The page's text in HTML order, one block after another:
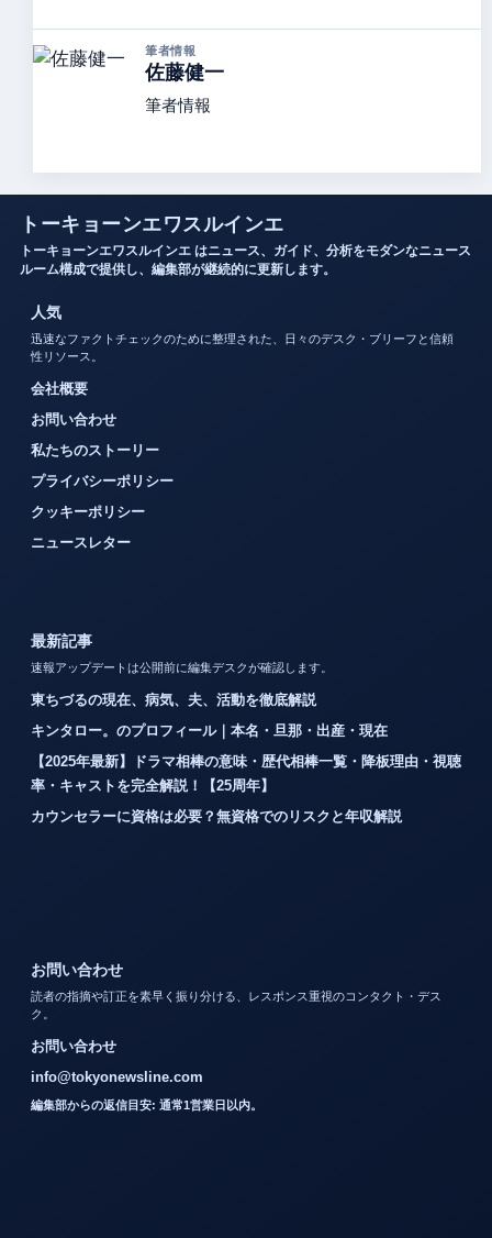
筆者情報
佐藤健一
筆者情報
トーキョーンエワスルインエ
トーキョーンエワスルインエ はニュース、ガイド、分析をモダンなニュース
ルーム構成で提供し、編集部が継続的に更新します。
人気
迅速なファクトチェックのために整理された、日々のデスク・ブリーフと信頼
性リソース。
会社概要
お問い合わせ
私たちのストーリー
プライバシーポリシー
クッキーポリシー
ニュースレター
最新記事
速報アップデートは公開前に編集デスクが確認します。
東ちづるの現在、病気、夫、活動を徹底解説
キンタロー。のプロフィール｜本名・旦那・出産・現在
【2025年最新】ドラマ相棒の意味・歴代相棒一覧・降板理由・視聴
率・キャストを完全解説！【25周年】
カウンセラーに資格は必要？無資格でのリスクと年収解説
お問い合わせ
読者の指摘や訂正を素早く振り分ける、レスポンス重視のコンタクト・デス
ク。
お問い合わせ
info@tokyonewsline.com
編集部からの返信目安: 通常1営業日以内。